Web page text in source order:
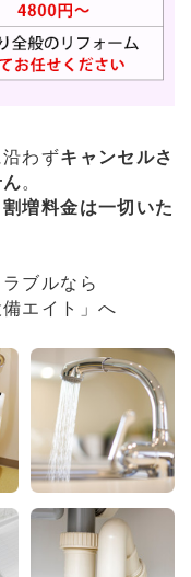
わずキャンセルさ
。
割増料金は一切いた
ブルなら
備エイト」へ